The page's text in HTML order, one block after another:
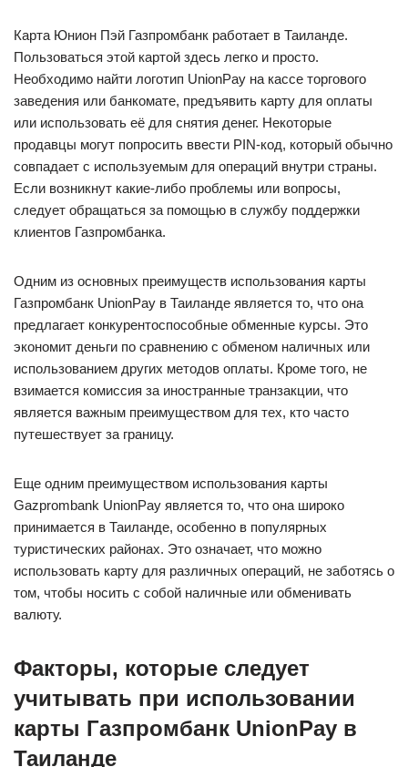
Карта Юнион Пэй Газпромбанк работает в Таиланде.
Пользоваться этой картой здесь легко и просто.
Необходимо найти логотип UnionPay на кассе торгового
заведения или банкомате, предъявить карту для оплаты
или использовать её для снятия денег. Некоторые
продавцы могут попросить ввести PIN-код, который обычно
совпадает с используемым для операций внутри страны.
Если возникнут какие-либо проблемы или вопросы,
следует обращаться за помощью в службу поддержки
клиентов Газпромбанка.
Одним из основных преимуществ использования карты
Газпромбанк UnionPay в Таиланде является то, что она
предлагает конкурентоспособные обменные курсы. Это
экономит деньги по сравнению с обменом наличных или
использованием других методов оплаты. Кроме того, не
взимается комиссия за иностранные транзакции, что
является важным преимуществом для тех, кто часто
путешествует за границу.
Еще одним преимуществом использования карты
Gazprombank UnionPay является то, что она широко
принимается в Таиланде, особенно в популярных
туристических районах. Это означает, что можно
использовать карту для различных операций, не заботясь о
том, чтобы носить с собой наличные или обменивать
валюту.
Факторы, которые следует
учитывать при использовании
карты Газпромбанк UnionPay в
Таиланде